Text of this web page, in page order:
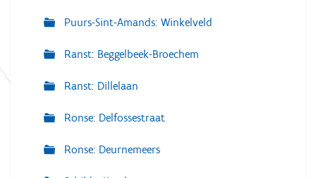
Puurs-Sint-Amands: Winkelveld
Ranst: Beggelbeek-Broechem
Ranst: Dillelaan
Ronse: Delfossestraat
Ronse: Deurnemeers